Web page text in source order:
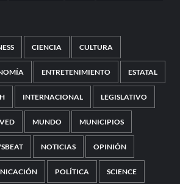
CIENCIA CULTURA
ENTRETENIMIENTO ESTATAL
INTERNACIONAL LEGISLATIVO
MUNDO MUNICIPIOS
NOTICIAS OPINIÓN
POLÍTICA SCIENCE